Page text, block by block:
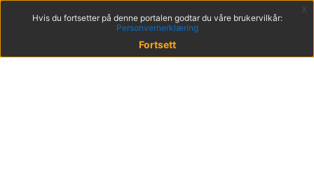
Hvis du fortsetter på denne portalen godtar du våre brukervilkår:
Personvernerklæring
Fortsett
x